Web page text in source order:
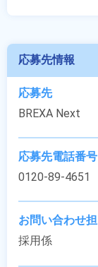
応募先情報
応募先
BREXA Next
応募先電話番号
0120-89-4651
お問い合わせ
採用係